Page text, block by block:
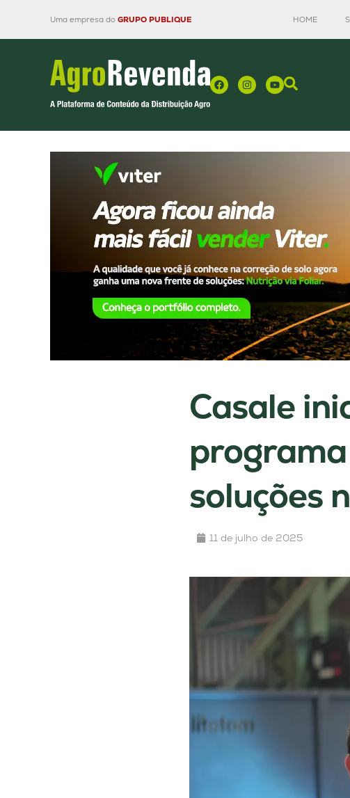
Uma empresa do GRUPO PUBLIQUE HOME
Casale
soluções
11 de julho de 2025